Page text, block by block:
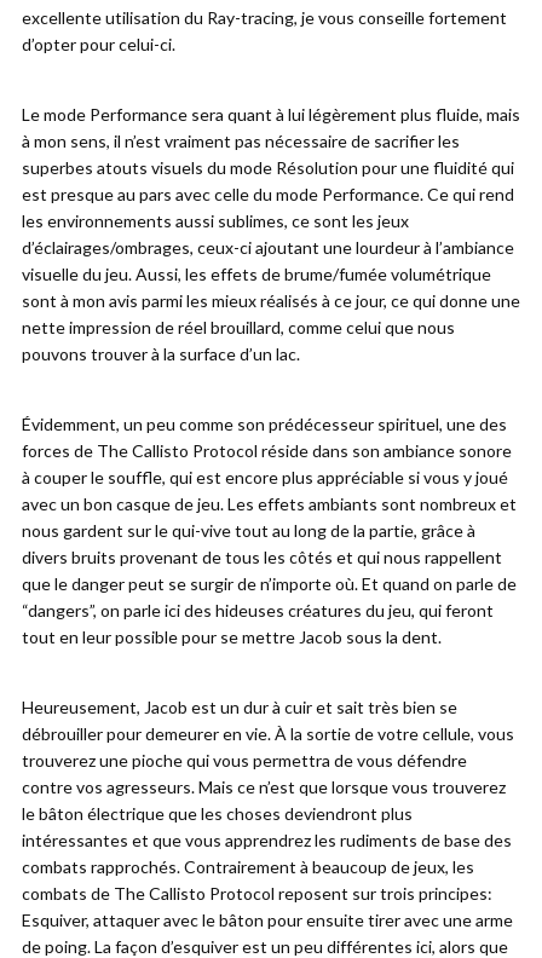
excellente utilisation du Ray-tracing, je vous conseille fortement
d’opter pour celui-ci.
Le mode Performance sera quant à lui légèrement plus fluide, mais
à mon sens, il n’est vraiment pas nécessaire de sacrifier les
superbes atouts visuels du mode Résolution pour une fluidité qui
est presque au pars avec celle du mode Performance. Ce qui rend
les environnements aussi sublimes, ce sont les jeux
d’éclairages/ombrages, ceux-ci ajoutant une lourdeur à l’ambiance
visuelle du jeu. Aussi, les effets de brume/fumée volumétrique
sont à mon avis parmi les mieux réalisés à ce jour, ce qui donne une
nette impression de réel brouillard, comme celui que nous
pouvons trouver à la surface d’un lac.
Évidemment, un peu comme son prédécesseur spirituel, une des
forces de The Callisto Protocol réside dans son ambiance sonore
à couper le souffle, qui est encore plus appréciable si vous y joué
avec un bon casque de jeu. Les effets ambiants sont nombreux et
nous gardent sur le qui-vive tout au long de la partie, grâce à
divers bruits provenant de tous les côtés et qui nous rappellent
que le danger peut se surgir de n’importe où. Et quand on parle de
“dangers”, on parle ici des hideuses créatures du jeu, qui feront
tout en leur possible pour se mettre Jacob sous la dent.
Heureusement, Jacob est un dur à cuir et sait très bien se
débrouiller pour demeurer en vie. À la sortie de votre cellule, vous
trouverez une pioche qui vous permettra de vous défendre
contre vos agresseurs. Mais ce n’est que lorsque vous trouverez
le bâton électrique que les choses deviendront plus
intéressantes et que vous apprendrez les rudiments de base des
combats rapprochés. Contrairement à beaucoup de jeux, les
combats de The Callisto Protocol reposent sur trois principes:
Esquiver, attaquer avec le bâton pour ensuite tirer avec une arme
de poing. La façon d’esquiver est un peu différentes ici, alors que